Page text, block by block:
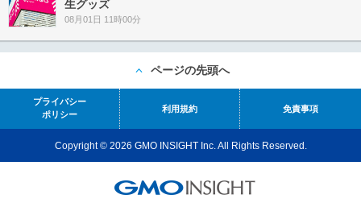
生グッズ
08月01日 11時00分
ページの先頭へ
プライバシー
ポリシー
利用規約 免責事項
Copyright © 2026 GMO INSIGHT Inc. All Rights Reserved.